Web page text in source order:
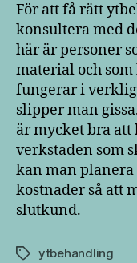
För att få rätt
konsultera med
här är personer
material och
fungerar i
slipper man
är mycket bra
verkstaden som
kan man
kostnader så att
slutkund.
Etiketterytbehandling